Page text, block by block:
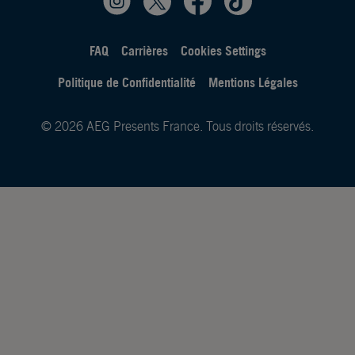
FAQ Carrières
Cookies Settings
Politique de Confidentialité
Mentions Légales
© 2026 AEG Presents France. Tous droits réservés.